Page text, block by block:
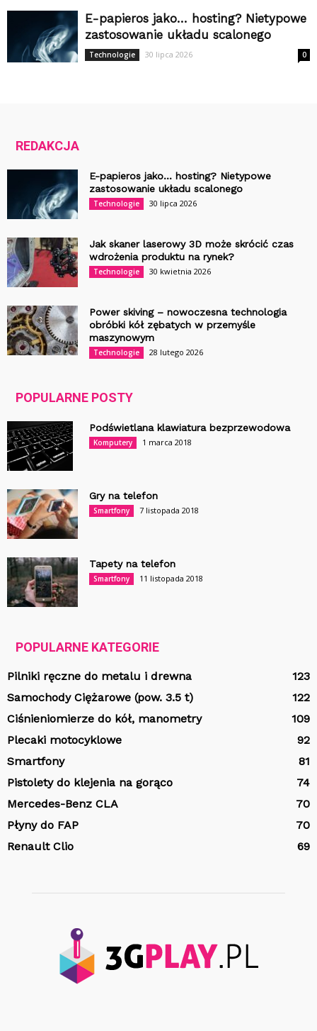
E-papieros jako… hosting? Nietypowe
zastosowanie układu scalonego
Technologie 30 lipca 2026 0
REDAKCJA
E-papieros jako… hosting? Nietypowe
zastosowanie układu scalonego
Technologie 30 lipca 2026
Jak skaner laserowy 3D może skrócić czas
wdrożenia produktu na rynek?
Technologie 30 kwietnia 2026
Power skiving – nowoczesna technologia
obróbki kół zębatych w przemyśle
maszynowym
Technologie 28 lutego 2026
POPULARNE POSTY
Podświetlana klawiatura bezprzewodowa
Komputery 1 marca 2018
Gry na telefon
Smartfony 7 listopada 2018
Tapety na telefon
Smartfony 11 listopada 2018
POPULARNE KATEGORIE
Pilniki ręczne do metalu i drewna
123
Samochody Ciężarowe (pow. 3.5 t)
122
Ciśnieniomierze do kół, manometry
109
Plecaki motocyklowe
92
Smartfony
81
Pistolety do klejenia na gorąco
74
Mercedes-Benz CLA
70
Płyny do FAP
70
Renault Clio
69